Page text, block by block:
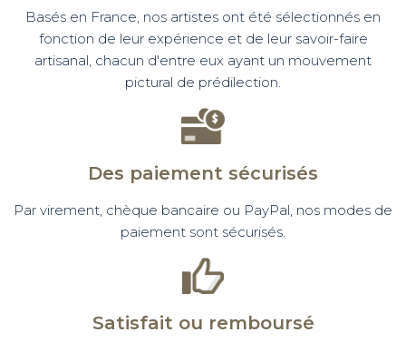
Basés en France, nos artistes ont été sélectionnés en
fonction de leur expérience et de leur savoir-faire
artisanal, chacun d'entre eux ayant un mouvement
pictural de prédilection.
Des paiement sécurisés
Par virement, chèque bancaire ou PayPal, nos modes de
paiement sont sécurisés.
Satisfait ou remboursé